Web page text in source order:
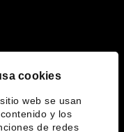
cookies
web se usan
y los
de redes